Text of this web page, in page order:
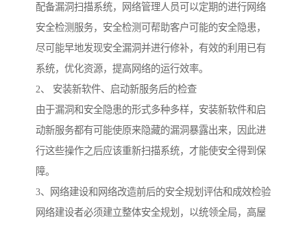
配备漏洞扫描系统，网络管理人员可以定期的进行网络
安全检测服务，安全检测可帮助客户可能的安全隐患，
尽可能早地发现安全漏洞并进行修补，有效的利用已有
系统，优化资源，提高网络的运行效率。
2、 安装新软件、启动新服务后的检查
由于漏洞和安全隐患的形式多种多样，安装新软件和启
动新服务都有可能使原来隐藏的漏洞暴露出来，因此进
行这些操作之后应该重新扫描系统，才能使安全得到保
障。
3、网络建设和网络改造前后的安全规划评估和成效检验
网络建设者必须建立整体安全规划，以统领全局，高屋